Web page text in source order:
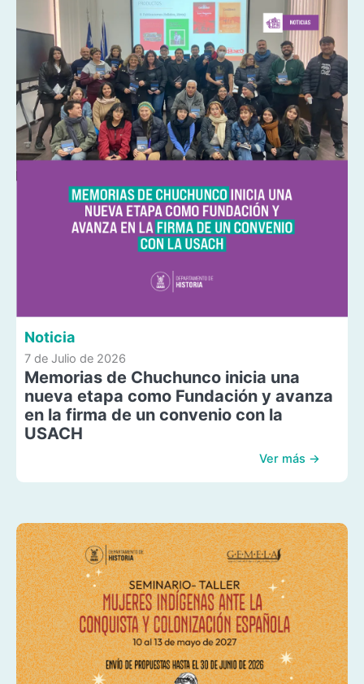
Noticia
7 de Julio de 2026
Memorias de Chuchunco inicia una
nueva etapa como Fundación y avanza
en la firma de un convenio con la
USACH
Ver más →